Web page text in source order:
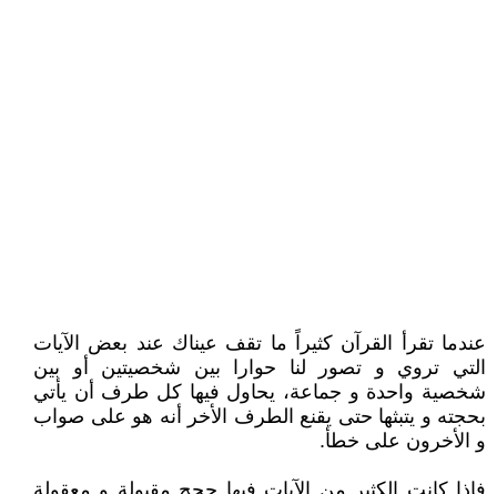
عندما تقرأ القرآن كثيراً ما تقف عيناك عند بعض الآيات
التي تروي و تصور لنا حوارا بين شخصيتين أو بين
شخصية واحدة و جماعة، يحاول فيها كل طرف أن يأتي
بحجته و يتبثها حتى يقنع الطرف الأخر أنه هو على صواب
و الأخرون على خطأ.